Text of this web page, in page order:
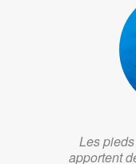
Les
apportent